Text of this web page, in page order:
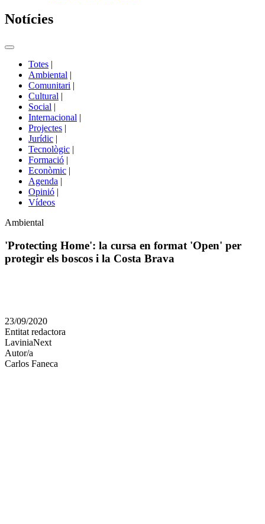
Notícies
Commutador
portals
Totes |
Ambiental |
Comunitari |
Cultural |
Social |
Internacional |
Projectes |
Jurídic |
Tecnològic |
Formació |
Econòmic |
Agenda |
Opinió |
Vídeos
Àmbit
la
notícia
Ambiental
'Protecting Home': la cursa en format 'Open' per
protegir els boscos i la Costa Brava
en
altres
xarxes
socials
23/09/2020
Entitat redactora
LaviniaNext
Autor/a
Carlos Faneca